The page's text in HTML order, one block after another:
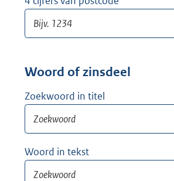
Woord of zinsdeel
Zoekwoord in titel
Woord in tekst